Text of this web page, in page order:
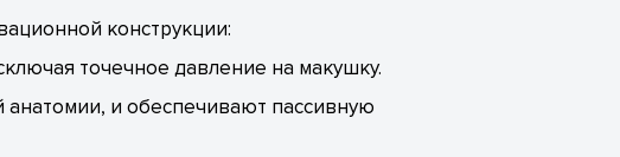
конструкции:
точечное давление на макушку.
и обеспечивают пассивную